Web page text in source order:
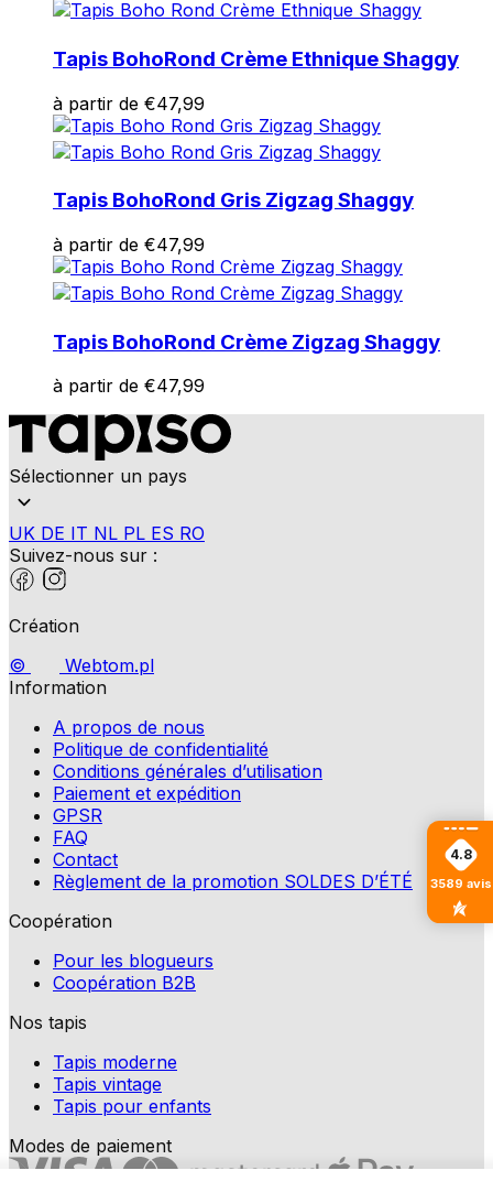
Tapis BohoRond Crème Ethnique Shaggy
à partir de €47,99
Tapis BohoRond Gris Zigzag Shaggy
à partir de €47,99
Tapis BohoRond Crème Zigzag Shaggy
à partir de €47,99
Sélectionner un pays
UK DE IT NL PL ES RO
Suivez-nous sur :
Création
©
Webtom.pl
Information
A propos de nous
Politique de confidentialité
Conditions générales d’utilisation
Paiement et expédition
GPSR
FAQ
Contact
Règlement de la promotion SOLDES D’ÉTÉ
Coopération
Pour les blogueurs
Coopération B2B
Nos tapis
Tapis moderne
Tapis vintage
Tapis pour enfants
Modes de paiement
4.8
3589 avis